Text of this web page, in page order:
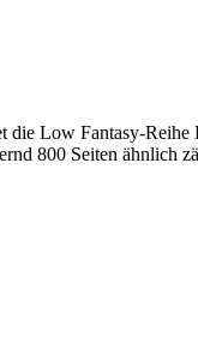
Low Fantasy-
800 Seiten ähnlich